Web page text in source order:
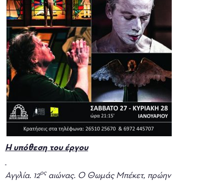
Η υπόθεση του έργου
Αγγλία. 12οςαιώνας. Ο Θωμάς Μπέκετ, πρώην